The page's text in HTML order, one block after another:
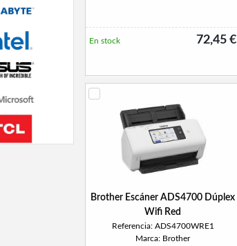
72,45 €
En stock
Brother Escáner ADS4700 Dúplex
Wifi Red
Referencia: ADS4700WRE1
Marca: Brother